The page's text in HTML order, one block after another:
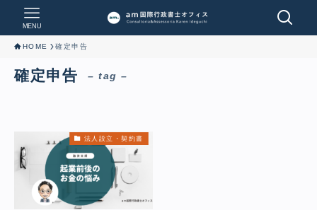
MENU
HOME 確定申告
確定申告 – tag –
法人設立・契約書